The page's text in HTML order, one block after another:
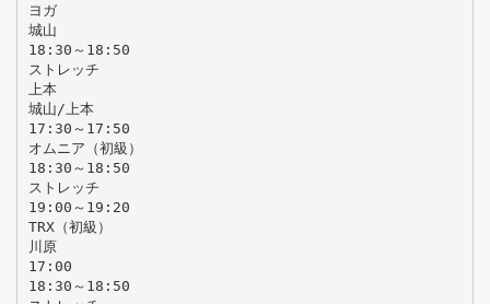
ヨガ
城山
18:30～18:50
ストレッチ
上本
城山/上本
17:30～17:50
オムニア（初級）
18:30～18:50
ストレッチ
19:00～19:20
TRX（初級）
川原
17:00
18:30～18:50